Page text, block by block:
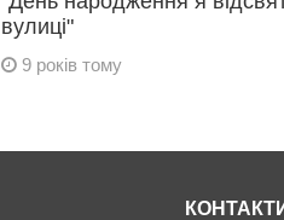
вулиці"
9 років тому